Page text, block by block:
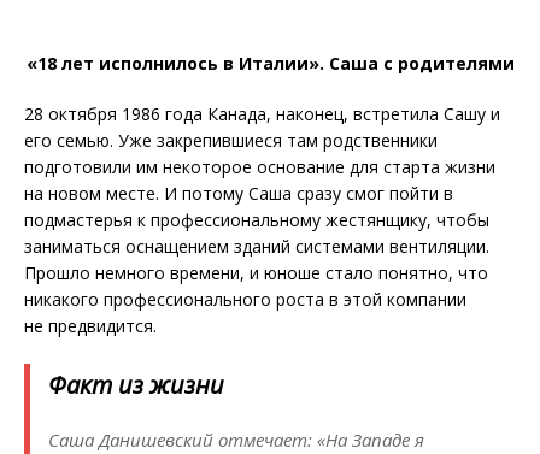
«18 лет исполнилось в Италии». Саша с родителями
28 октября 1986 года Канада, наконец, встретила Сашу и
его семью. Уже закрепившиеся там родственники
подготовили им некоторое основание для старта жизни
на новом месте. И потому Саша сразу смог пойти в
подмастерья к профессиональному жестянщику, чтобы
заниматься оснащением зданий системами вентиляции.
Прошло немного времени, и юноше стало понятно, что
никакого профессионального роста в этой компании
не предвидится.
Факт из жизни
Саша Данишевский отмечает: «На Западе я